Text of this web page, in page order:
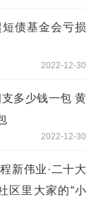
债基金会亏损
2022-12-30
多少钱一包 黄
2022-12-30
新伟业·二十大
区里大家的“小